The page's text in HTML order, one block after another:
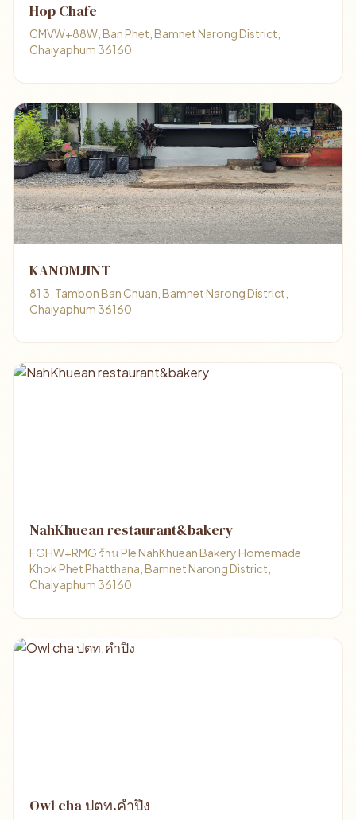
Hop Chafe
CMVW+88W, Ban Phet, Bamnet Narong District,
Chaiyaphum 36160
KANOMJINT
81 3, Tambon Ban Chuan, Bamnet Narong District,
Chaiyaphum 36160
NahKhuean restaurant&bakery
FGHW+RMG ร้าน Ple NahKhuean Bakery Homemade
Khok Phet Phatthana, Bamnet Narong District,
Chaiyaphum 36160
Owl cha ปตท.คำปิง